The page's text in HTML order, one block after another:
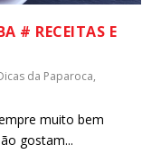
# RECEITAS E
da Paparoca,
muito bem
gostam...